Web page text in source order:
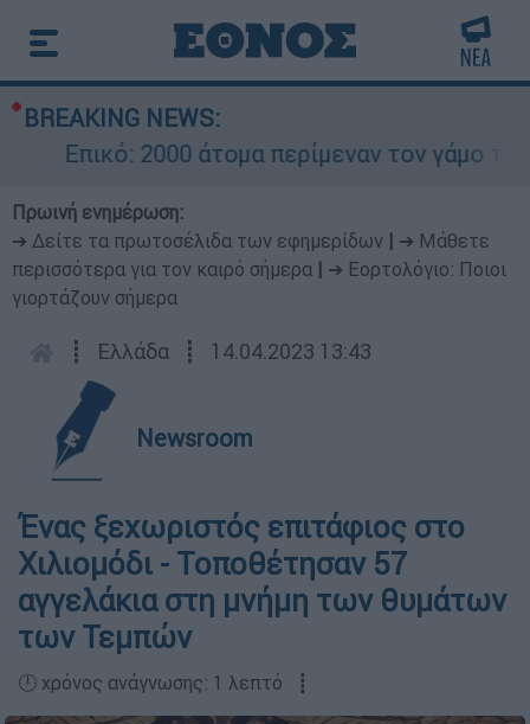
BREAKING NEWS:
Επικό: 2000 άτομα περίμεναν τον γάμο του
Πρωινή ενημέρωση:
➔ Δείτε τα πρωτοσέλιδα των εφημερίδων
➔ Μάθετε
περισσότερα για τον καιρό σήμερα
➔ Εορτολόγιο: Ποιοι
γιορτάζουν σήμερα
┋ Ελλάδα ┋ 14.04.2023 13:43
Newsroom
Ένας ξεχωριστός επιτάφιος στο
Χιλιομόδι - Τοποθέτησαν 57
αγγελάκια στη μνήμη των θυμάτων
των Τεμπών
🕛 χρόνος ανάγνωσης: 1 λεπτό ┋